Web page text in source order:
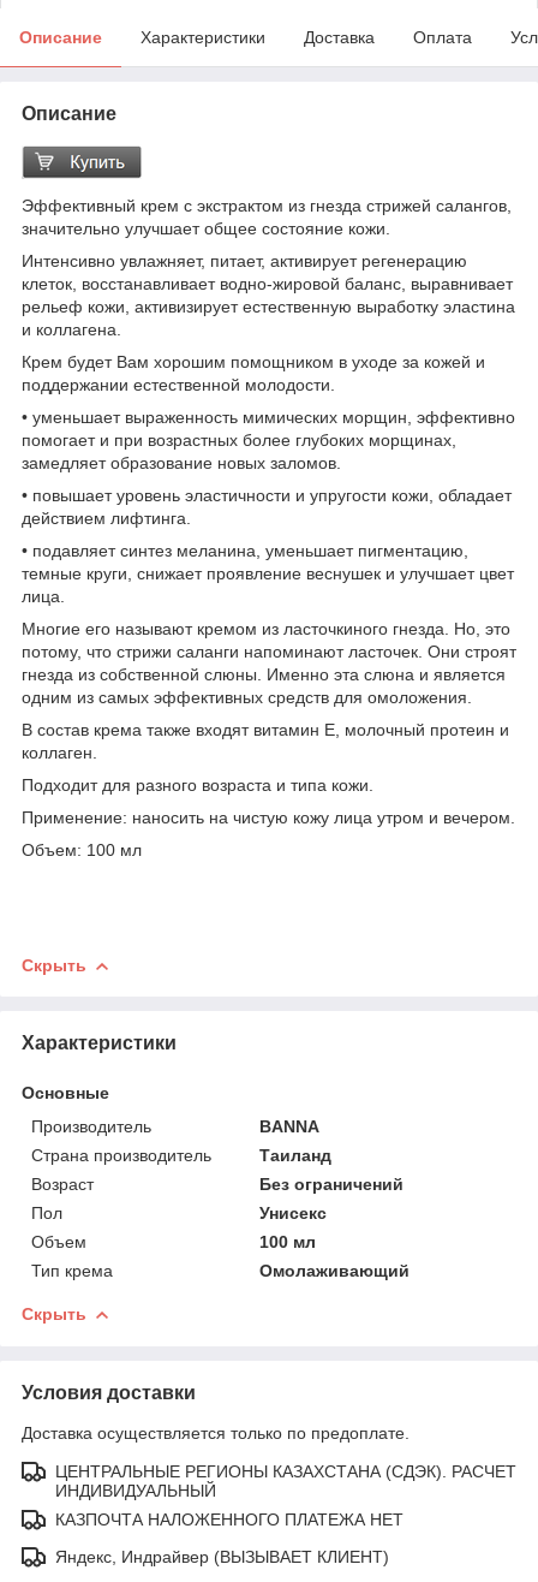
Описание Характеристики Доставка Оплата
Описание
Эффективный крем с экстрактом из гнезда стрижей салангов,
значительно улучшает общее состояние кожи.
Интенсивно увлажняет, питает, активирует регенерацию
клеток, восстанавливает водно-жировой баланс, выравнивает
рельеф кожи, активизирует естественную выработку эластина
и коллагена.
Крем будет Вам хорошим помощником в уходе за кожей и
поддержании естественной молодости.
• уменьшает выраженность мимических морщин, эффективно
помогает и при возрастных более глубоких морщинах,
замедляет образование новых заломов.
• повышает уровень эластичности и упругости кожи, обладает
действием лифтинга.
• подавляет синтез меланина, уменьшает пигментацию,
темные круги, снижает проявление веснушек и улучшает цвет
лица.
Многие его называют кремом из ласточкиного гнезда. Но, это
потому, что стрижи саланги напоминают ласточек. Они строят
гнезда из собственной слюны. Именно эта слюна и является
одним из самых эффективных средств для омоложения.
В состав крема также входят витамин Е, молочный протеин и
коллаген.
Подходит для разного возраста и типа кожи.
Применение: наносить на чистую кожу лица утром и вечером.
Объем: 100 мл
Скрыть
Характеристики
Основные
Производитель
BANNA
Страна производитель
Таиланд
Возраст
Без ограничений
Пол
Унисекс
Объем
100 мл
Тип крема
Омолаживающий
Скрыть
Условия доставки
Доставка осуществляется только по предоплате.
ЦЕНТРАЛЬНЫЕ РЕГИОНЫ КАЗАХСТАНА (СДЭК). РАСЧЕТ
ИНДИВИДУАЛЬНЫЙ
КАЗПОЧТА НАЛОЖЕННОГО ПЛАТЕЖА НЕТ
Яндекс, Индрайвер (ВЫЗЫВАЕТ КЛИЕНТ)